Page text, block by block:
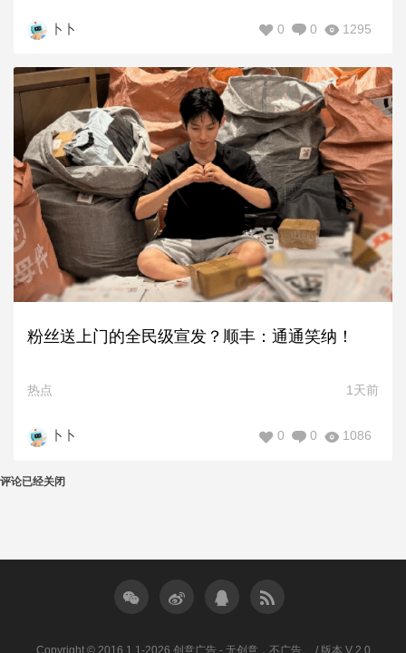
卜卜 1295
0
0
粉丝送上门的全民级宣发？顺丰：通通笑纳！
热点 1天前
卜卜 1086
0
0
评论已经关闭
Copyright © 2016.1.1-2026 创意广告 - 无创意，不广告。 / 版本 V 2.0